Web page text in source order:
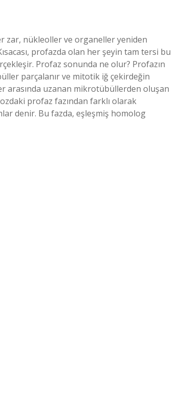
zar, nükleoller ve organeller yeniden
profazda olan her şeyin tam tersi bu
Profaz sonunda ne olur? Profazın
parçalanır ve mitotik iğ çekirdeğin
arasında uzanan mikrotübüllerden oluşan
profaz fazından farklı olarak
denir. Bu fazda, eşleşmiş homolog